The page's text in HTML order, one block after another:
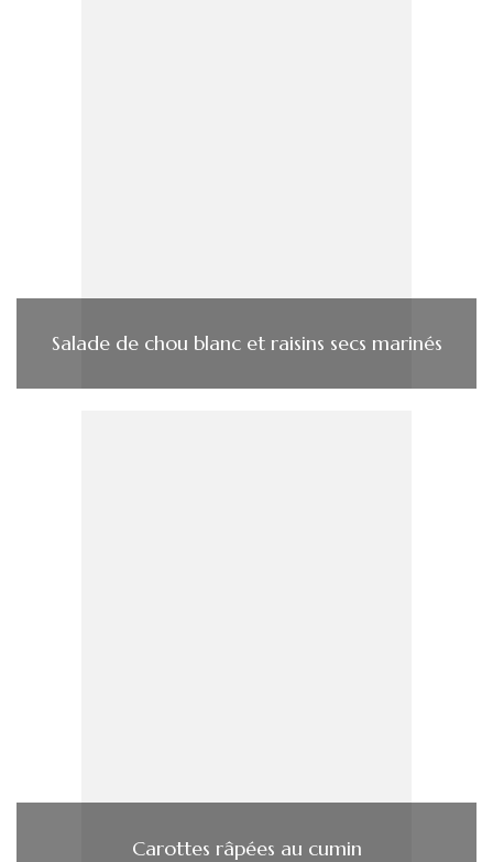
Salade de chou blanc et raisins secs marinés
Carottes râpées au cumin